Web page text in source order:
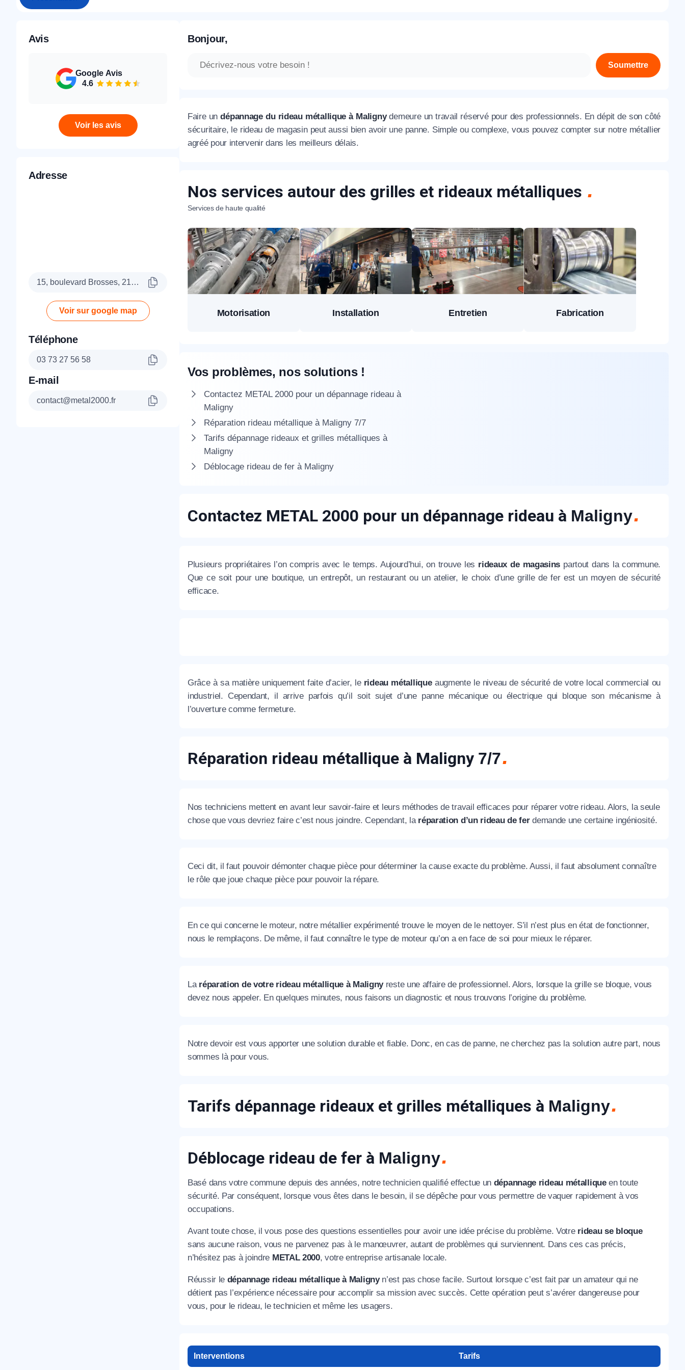
Avis
Google Avis
4.6
Voir les avis
Adresse
15, boulevard Brosses, 21000 Dijon
Voir sur google map
Téléphone
03 73 27 56 58
E-mail
contact@metal2000.fr
Bonjour,
Soumettre
Faire undépannage du rideau métallique à Malignydemeure un travail réservé pour des professionnels. En dépit de son côté
sécuritaire, le rideau de magasin peut aussi bien avoir une panne. Simple ou complexe, vous pouvez compter sur notre métallier
agréé pour intervenir dans les meilleurs délais.
Nos services autour des grilles et rideaux métalliques
Services de haute qualité
Motorisation Installation Entretien Fabrication
Vos problèmes, nos solutions !
Contactez METAL 2000 pour un dépannage rideau à
Maligny
Réparation rideau métallique à Maligny 7/7
Tarifs dépannage rideaux et grilles métalliques à
Maligny
Déblocage rideau de fer à Maligny
Contactez METAL 2000 pour un dépannage rideau à Maligny
Plusieurs propriétaires l’on compris avec le temps. Aujourd’hui, on trouve les rideaux de magasins partout dans la commune.
Que ce soit pour une boutique, un entrepôt, un restaurant ou un atelier, le choix d’une grille de fer est un moyen de sécurité
efficace.
Grâce à sa matière uniquement faite d’acier, le rideau métalliqueaugmente le niveau de sécurité de votre local commercial ou
industriel. Cependant, il arrive parfois qu’il soit sujet d’une panne mécanique ou électrique qui bloque son mécanisme à
l’ouverture comme fermeture.
Réparation rideau métallique à Maligny 7/7
Nos techniciens mettent en avant leur savoir-faire et leurs méthodes de travail efficaces pour réparer votre rideau. Alors, la seule
chose que vous devriez faire c’est nous joindre. Cependant, laréparation d’un rideau de ferdemande une certaine ingéniosité.
Ceci dit, il faut pouvoir démonter chaque pièce pour déterminer la cause exacte du problème. Aussi, il faut absolument connaître
le rôle que joue chaque pièce pour pouvoir la répare.
En ce qui concerne le moteur, notre métallier expérimenté trouve le moyen de le nettoyer. S’il n’est plus en état de fonctionner,
nous le remplaçons. De même, il faut connaître le type de moteur qu’on a en face de soi pour mieux le réparer.
La réparation de votre rideau métallique à Malignyreste une affaire de professionnel. Alors, lorsque la grille se bloque, vous
devez nous appeler. En quelques minutes, nous faisons un diagnostic et nous trouvons l’origine du problème.
Notre devoir est vous apporter une solution durable et fiable. Donc, en cas de panne, ne cherchez pas la solution autre part, nous
sommes là pour vous.
Tarifs dépannage rideaux et grilles métalliques à Maligny
Déblocage rideau de fer à Maligny
Basé dans votre commune depuis des années, notre technicien qualifié effectue un dépannage rideau métalliqueen toute
sécurité. Par conséquent, lorsque vous êtes dans le besoin, il se dépêche pour vous permettre de vaquer rapidement à vos
occupations.
Avant toute chose, il vous pose des questions essentielles pour avoir une idée précise du problème. Votre rideau se bloque
sans aucune raison, vous ne parvenez pas à le manœuvrer, autant de problèmes qui surviennent. Dans ces cas précis,
n’hésitez pas à joindre METAL 2000, votre entreprise artisanale locale.
Réussir le dépannage rideau métallique à Malignyn’est pas chose facile. Surtout lorsque c’est fait par un amateur qui ne
détient pas l’expérience nécessaire pour accomplir sa mission avec succès. Cette opération peut s’avérer dangereuse pour
vous, pour le rideau, le technicien et même les usagers.
Interventions Tarifs
Nous vous remercions pour
Téléphone
Code Postal
* Champs obligatoires pour traiter votre demande.